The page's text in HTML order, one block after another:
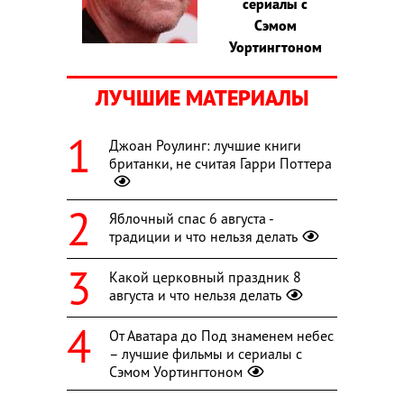
сериалы с
Сэмом
Уортингтоном
ЛУЧШИЕ МАТЕРИАЛЫ
Джоан Роулинг: лучшие книги
британки, не считая Гарри Поттера
Яблочный спас 6 августа -
традиции и что нельзя делать
Какой церковный праздник 8
августа и что нельзя делать
От Аватара до Под знаменем небес
– лучшие фильмы и сериалы с
Сэмом Уортингтоном